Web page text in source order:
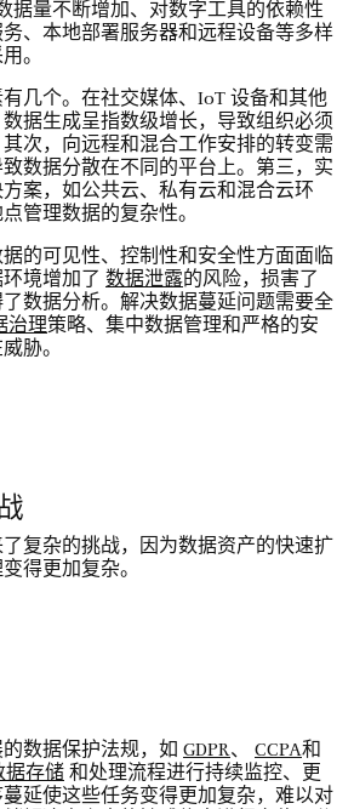
据量不断增加、对数字工具的依赖性
、本地部署服务器和远程设备等多样
。
几个。在社交媒体、IoT 设备和其他
据生成呈指数级增长，导致组织必须
次，向远程和混合工作安排的转变需
数据分散在不同的平台上。第三，实
案，如公共云、私有云和混合云环
管理数据的复杂性。
的可见性、控制性和安全性方面面临
境增加了 数据泄露的风险，损害了
数据分析。解决数据蔓延问题需要全
治理策略、集中数据管理和严格的安
胁。
复杂的挑战，因为数据资产的快速扩
得更加复杂。
数据保护法规，如 GDPR、 CCPA和
据存储 和处理流程进行持续监控、更
延使这些任务变得更加复杂，难以对